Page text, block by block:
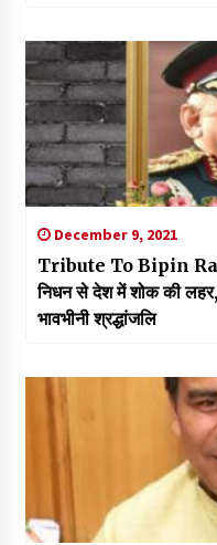
December 9, 2021
Tribute To Bipin
निधन से देश में शोक की
भावभीनी श्रद्धांजलि